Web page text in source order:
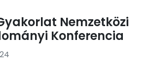
Nemzetközi
Konferencia